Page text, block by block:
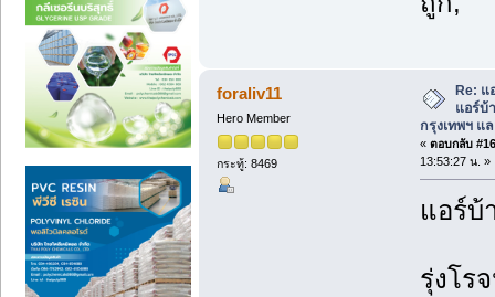
foraliv11
Hero Member
กระทู้: 8469
Re:
แอร์บ้
กรุงเทพฯ
« ตอบกลับ
13:53:27 น. »
แอร์บ้
รุ่งโร